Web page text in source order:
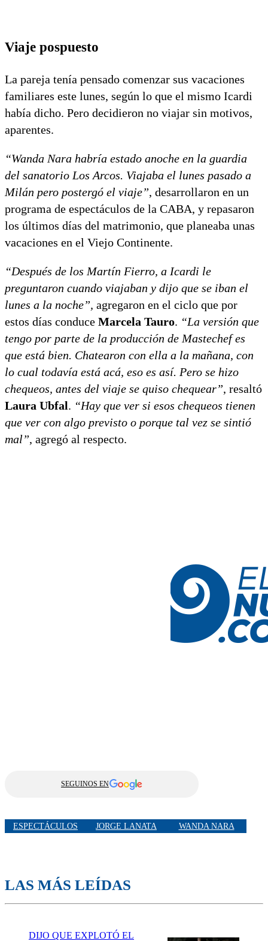
Viaje pospuesto
La pareja tenía pensado comenzar sus vacaciones
familiares este lunes, según lo que el mismo Icardi
había dicho. Pero decidieron no viajar sin motivos,
aparentes.
“Wanda Nara habría estado anoche en la guardia
del sanatorio Los Arcos. Viajaba el lunes pasado a
Milán pero postergó el viaje”, desarrollaron en un
programa de espectáculos de la CABA, y repasaron
los últimos días del matrimonio, que planeaba unas
vacaciones en el Viejo Continente.
“Después de los Martín Fierro, a Icardi le
preguntaron cuando viajaban y dijo que se iban el
lunes a la noche”, agregaron en el ciclo que por
estos días conduce Marcela Tauro. “La versión que
tengo por parte de la producción de Mastechef es
que está bien. Chatearon con ella a la mañana, con
lo cual todavía está acá, eso es así. Pero se hizo
chequeos, antes del viaje se quiso chequear”, resaltó
Laura Ubfal. “Hay que ver si esos chequeos tienen
que ver con algo previsto o porque tal vez se sintió
mal”, agregó al respecto.
SEGUINOS EN
ESPECTÁCULOS JORGE LANATA WANDA NARA
LAS MÁS LEÍDAS
DIJO QUE EXPLOTÓ EL